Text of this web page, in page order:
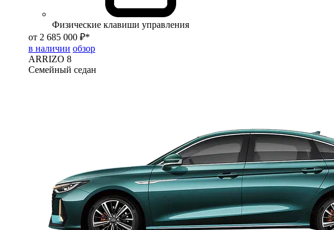
Физические клавиши управления
от 2 685 000 ₽*
в наличии обзор
ARRIZO 8
Семейный седан